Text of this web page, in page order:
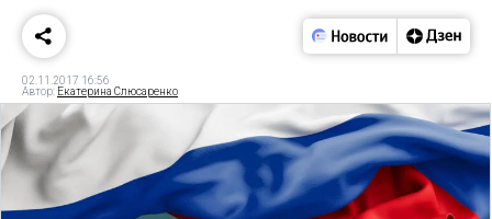
02.11.2017 16:56
Автор: Екатерина Слюсаренко